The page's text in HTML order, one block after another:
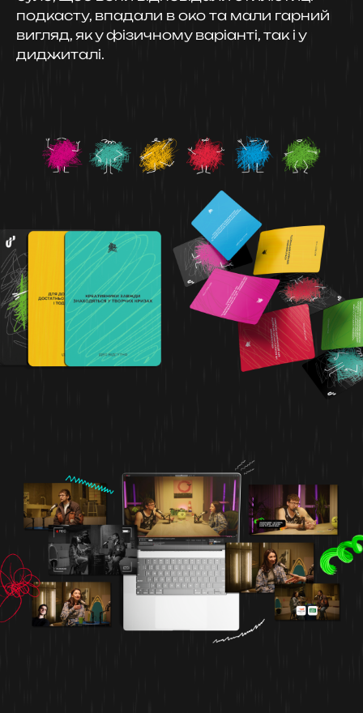
подкасту, впадали в око та мали гарний
вигляд, як у фізичному варіанті, так і у
диджиталі.